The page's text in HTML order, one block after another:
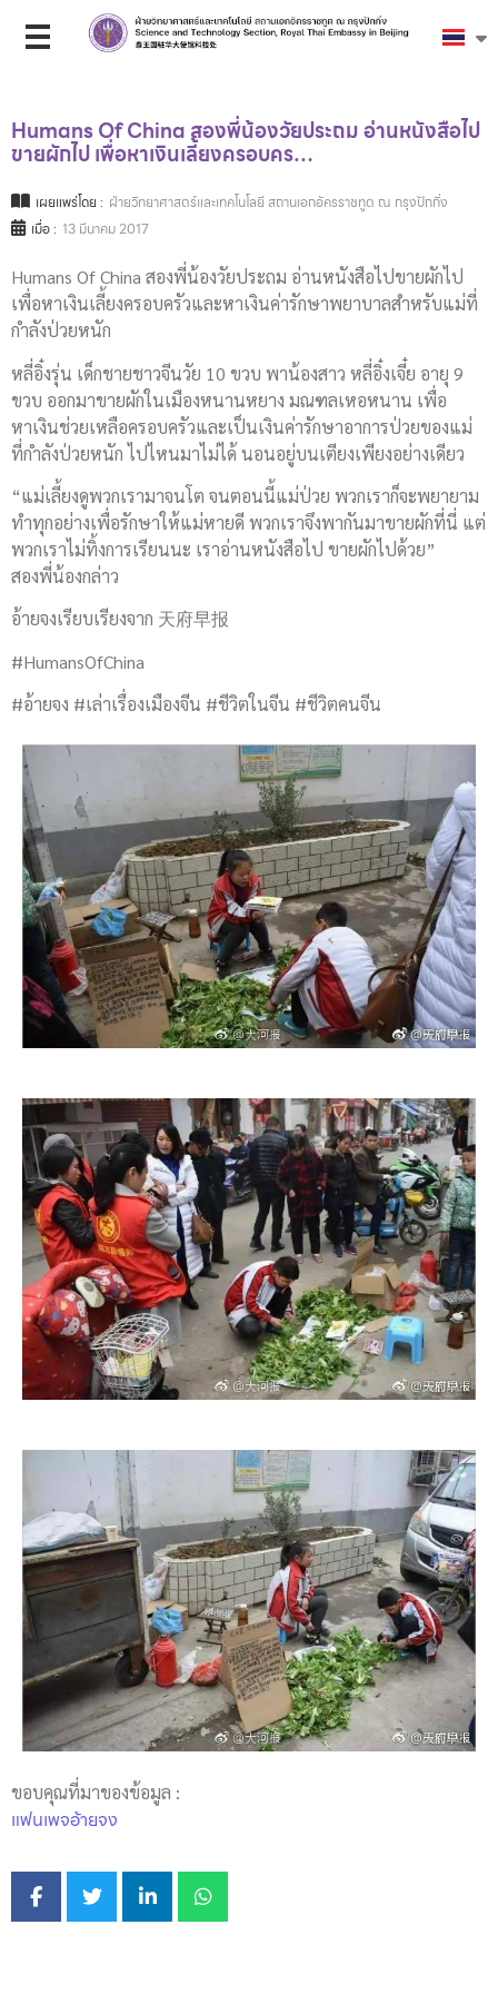
Humans Of China สองพี่น้องวัยประถม อ่านหนังสือไป
ขายผักไป เพื่อหาเงินเลี้ยงครอบคร…
เผยแพร่โดย : ฝ่ายวิทยาศาสตร์และเทคโนโลยี สถานเอกอัครราชทูต ณ กรุงปักกิ่ง
เมื่อ : 13 มีนาคม 2017
Humans Of China สองพี่น้องวัยประถม อ่านหนังสือไปขายผักไป
เพื่อหาเงินเลี้ยงครอบครัวและหาเงินค่ารักษาพยาบาลสำหรับแม่ที่
กำลังป่วยหนัก
หลี่อิ๋งรุ่น เด็กชายชาวจีนวัย 10 ขวบ พาน้องสาว หลี่อิ๋งเจี๋ย อายุ 9
ขวบ ออกมาขายผักในเมืองหนานหยาง มณฑลเหอหนาน เพื่อ
หาเงินช่วยเหลือครอบครัวและเป็นเงินค่ารักษาอาการป่วยของแม่
ที่กำลังป่วยหนัก ไปไหนมาไม่ได้ นอนอยู่บนเตียงเพียงอย่างเดียว
“แม่เลี้ยงดูพวกเรามาจนโต จนตอนนี้แม่ป่วย พวกเราก็จะพยายาม
ทำทุกอย่างเพื่อรักษาให้แม่หายดี พวกเราจึงพากันมาขายผักที่นี่ แต่
พวกเราไม่ทิ้งการเรียนนะ เราอ่านหนังสือไป ขายผักไปด้วย”
สองพี่น้องกล่าว
อ้ายจงเรียบเรียงจาก 天府早报
#HumansOfChina
#อ้ายจง #เล่าเรื่องเมืองจีน #ชีวิตในจีน #ชีวิตคนจีน
ขอบคุณที่มาของข้อมูล :
แฟนเพจอ้ายจง